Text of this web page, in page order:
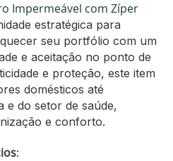
Impermeável com Zíper
estratégica para
seu portfólio com um
e aceitação no ponto de
e proteção, este item
domésticos até
e do setor de saúde,
e conforto.
: